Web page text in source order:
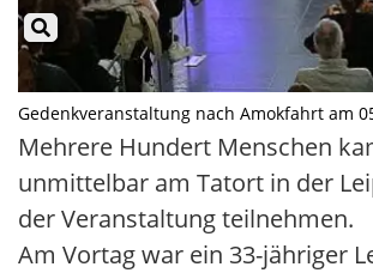
Gedenkveranstaltung nach Amokfahrt am
Mehrere Hundert Menschen
unmittelbar am Tatort in der
der Veranstaltung teilnehmen.
Am Vortag war ein 33-jähriger